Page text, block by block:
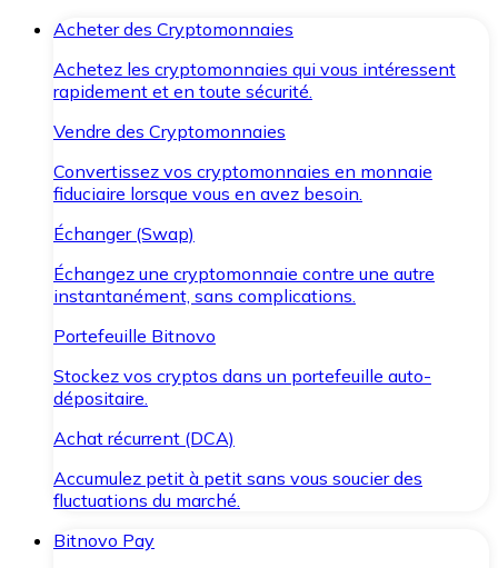
Acheter des Cryptomonnaies
Achetez les cryptomonnaies qui vous intéressent
rapidement et en toute sécurité.
Vendre des Cryptomonnaies
Convertissez vos cryptomonnaies en monnaie
fiduciaire lorsque vous en avez besoin.
Échanger (Swap)
Échangez une cryptomonnaie contre une autre
instantanément, sans complications.
Portefeuille Bitnovo
Stockez vos cryptos dans un portefeuille auto-
dépositaire.
Achat récurrent (DCA)
Accumulez petit à petit sans vous soucier des
fluctuations du marché.
Bitnovo Pay